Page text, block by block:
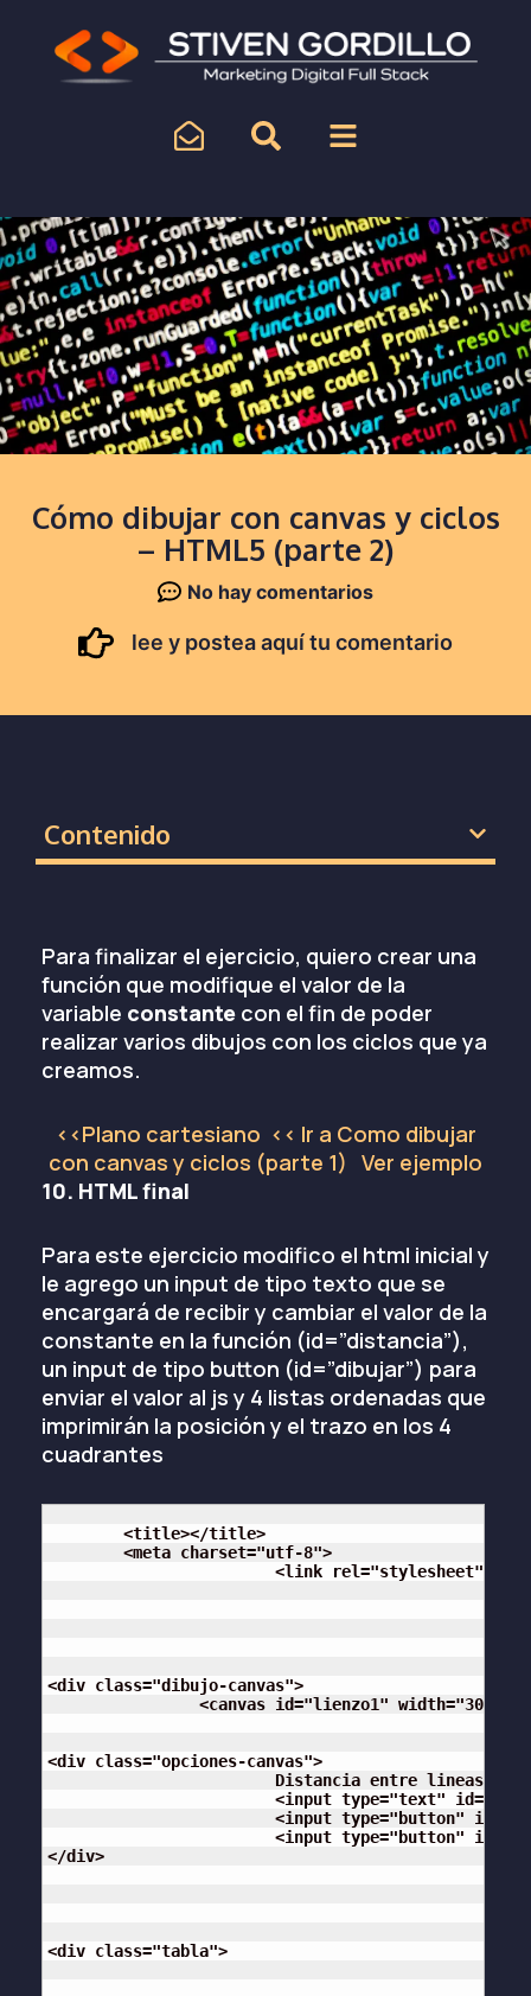
Cómo dibujar con canvas y ciclos
– HTML5 (parte 2)
No hay comentarios
lee y postea aquí tu comentario
Contenido
Para finalizar el ejercicio, quiero crear una
función que modifique el valor de la
variable constante con el fin de poder
realizar varios dibujos con los ciclos que ya
creamos.
<<Plano cartesiano << Ir a Como dibujar
con canvas y ciclos (parte 1) Ver ejemplo
10. HTML final
Para este ejercicio modifico el html inicial y
le agrego un input de tipo texto que se
encargará de recibir y cambiar el valor de la
constante en la función (id=”distancia”),
un input de tipo button (id=”dibujar”) para
enviar el valor al js y 4 listas ordenadas que
imprimirán la posición y el trazo en los 4
cuadrantes
<div class="dibujo-canvas">
<div class="opciones-canvas">
</div>
<div class="tabla">